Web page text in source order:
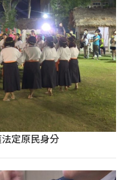
定原民身分